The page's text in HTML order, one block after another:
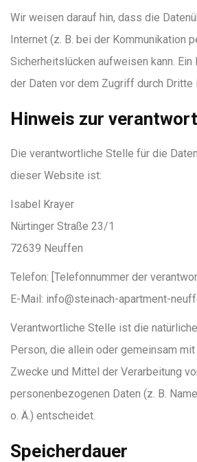
Wir weisen darauf hin, dass die
Internet (z. B. bei der Kommunikation
Sicherheitslücken aufweisen kann.
der Daten vor dem Zugriff durch Dritte
Hinweis zur
Die verantwortliche Stelle für die
dieser Website ist:
Isabel Krayer
Nürtinger Straße 23/1
72639 Neuffen
Telefon: [Telefonnummer der
E-Mail: info@steinach-apartment-
Verantwortliche Stelle ist die
Person, die allein oder gemeinsam
Zwecke und Mittel der Verarbeitung
personenbezogenen Daten (z. B.
o. Ä.) entscheidet.
Speicherdauer